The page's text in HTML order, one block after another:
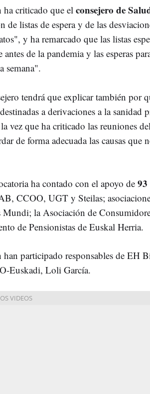
ha criticado que el consejero de
de listas de espera y de las
y ha remarcado que las listas
antes de la pandemia y las esperas
semana".
tendrá que explicar también por
a derivaciones a la
vez que ha criticado las reuniones del
de forma adecuada las causas que
ha contado con el apoyo de 93
CCOO, UGT y Steilas;
Mundi; la Asociación de
de Pensionistas de Euskal Herria.
han participado responsables de EH
Euskadi, Loli García.